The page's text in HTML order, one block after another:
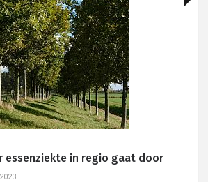
essenziekte in regio gaat door